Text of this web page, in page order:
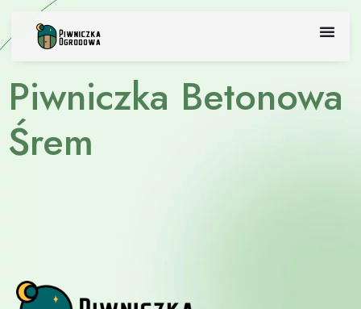
content
Piwniczka Betonowa
Śrem